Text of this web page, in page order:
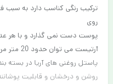
ترکیب رنگی کناسب دارد به سبب
روی
آرتیست می توان حدود 20 متر مربع نقاشی کرد.
پاستل روغنی های آریا در بسته
روشن و درخشان و قابلیت